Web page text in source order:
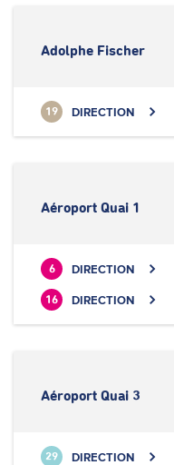
Adolphe Fischer
19 DIRECTION
Aéroport Quai 1
6 DIRECTION
16 DIRECTION
Aéroport Quai 3
29 DIRECTION